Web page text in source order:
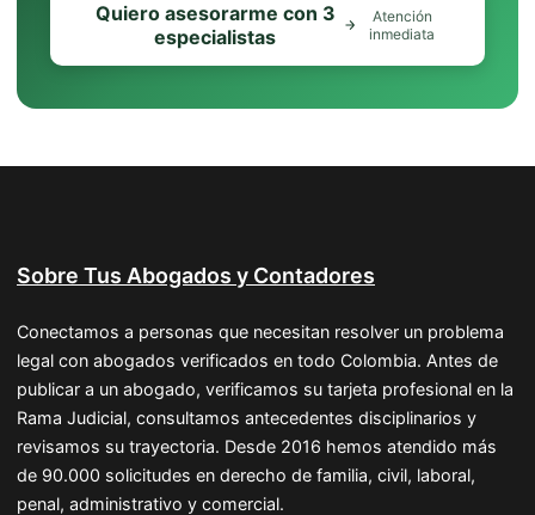
Quiero asesorarme con 3
especialistas
Atención
inmediata
Sobre Tus Abogados y Contadores
Conectamos a personas que necesitan resolver un problema
legal con abogados verificados en todo Colombia. Antes de
publicar a un abogado, verificamos su tarjeta profesional en la
Rama Judicial, consultamos antecedentes disciplinarios y
revisamos su trayectoria. Desde 2016 hemos atendido más
de 90.000 solicitudes en derecho de familia, civil, laboral,
penal, administrativo y comercial.